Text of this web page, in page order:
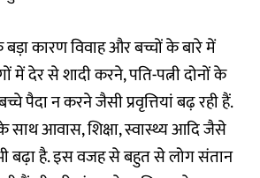
कारण विवाह और बच्चों के बारे में
देर से शादी करने, पति-पत्नी दोनों के
पैदा न करने जैसी प्रवृत्तियां बढ़ रही हैं.
साथ आवास, शिक्षा, स्वास्थ्य आदि जैसे
बढ़ा है. इस वजह से बहुत से लोग संतान